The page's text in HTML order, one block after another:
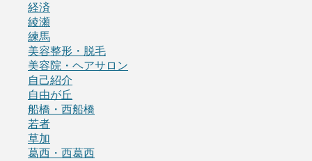
経済
綾瀬
練馬
美容整形・脱毛
美容院・ヘアサロン
自己紹介
自由が丘
船橋・西船橋
若者
草加
葛西・西葛西